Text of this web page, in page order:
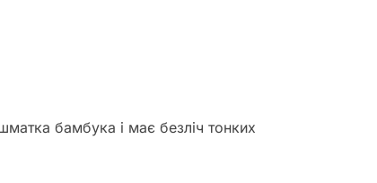
бамбука і має безліч тонких